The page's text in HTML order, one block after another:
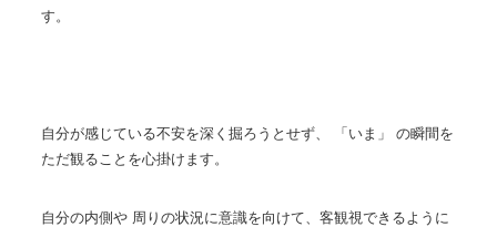
す。
自分が感じている不安を深く掘ろうとせず、 「いま」 の瞬間を
ただ観ることを心掛けます。
自分の内側や 周りの状況に意識を向けて、客観視できるように